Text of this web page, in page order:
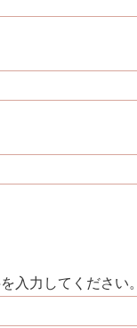
入力してください。